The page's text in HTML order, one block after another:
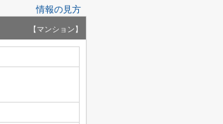
情報の見方
【マンション】